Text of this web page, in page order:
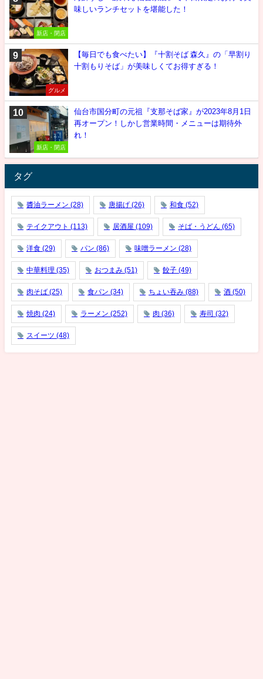
新店・閉店
味しいランチセットを堪能した！
グルメ
【毎日でも食べたい】『十割そば 森久』の「早割り
十割もりそば」が美味しくてお得すぎる！
新店・閉店
仙台市国分町の元祖『支那そば家』が2023年8月1日
再オープン！しかし営業時間・メニューは期待外
れ！
タグ
醬油ラーメン (28) 唐揚げ (26) 和食 (52)
テイクアウト (113) 居酒屋 (109) そば・うどん (65)
洋食 (29) パン (86) 味噌ラーメン (28)
中華料理 (35) おつまみ (51) 餃子 (49)
肉そば (25) 食パン (34) ちょい吞み (88) 酒 (50)
焼肉 (24) ラーメン (252) 肉 (36) 寿司 (32)
スイーツ (48)